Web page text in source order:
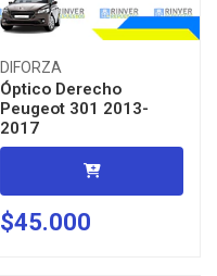
DIFORZA
Óptico Derecho
Peugeot 301 2013-
2017
$45.000